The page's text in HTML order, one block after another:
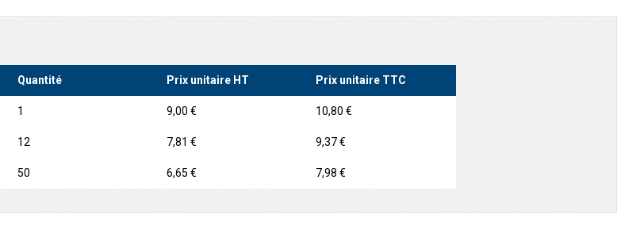
Quantité Prix unitaire HT Prix unitaire TTC
1 9,00 € 10,80 €
12 7,81 € 9,37 €
50 6,65 € 7,98 €